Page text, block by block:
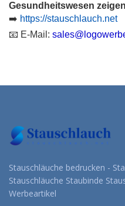
Gesundheitswesen
➡️ https://stauschlauch.net
📧 E-Mail:
Stauschläuche bedrucken -
Stauschläuche Staubinde
Werbeartikel